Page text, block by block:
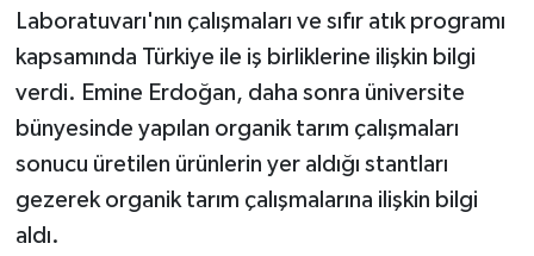
Laboratuvarı'nın çalışmaları ve sıfır atık programı
kapsamında Türkiye ile iş birliklerine ilişkin bilgi
verdi. Emine Erdoğan, daha sonra üniversite
bünyesinde yapılan organik tarım çalışmaları
sonucu üretilen ürünlerin yer aldığı stantları
gezerek organik tarım çalışmalarına ilişkin bilgi
aldı.